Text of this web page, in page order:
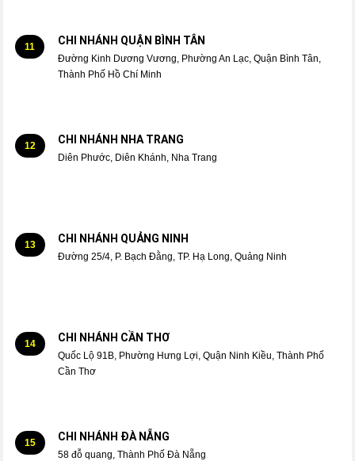
11 CHI NHÁNH QUẬN BÌNH TÂN
Đường Kinh Dương Vương, Phường An Lạc, Quận Bình Tân,
Thành Phố Hồ Chí Minh
12 CHI NHÁNH NHA TRANG
Diên Phước, Diên Khánh, Nha Trang
13 CHI NHÁNH QUẢNG NINH
Đường 25/4, P. Bạch Đằng, TP. Hạ Long, Quảng Ninh
14 CHI NHÁNH CẦN THƠ
Quốc Lộ 91B, Phường Hưng Lợi, Quận Ninh Kiều, Thành Phố
Cần Thơ
15 CHI NHÁNH ĐÀ NẴNG
58 đỗ quang, Thành Phố Đà Nẵng